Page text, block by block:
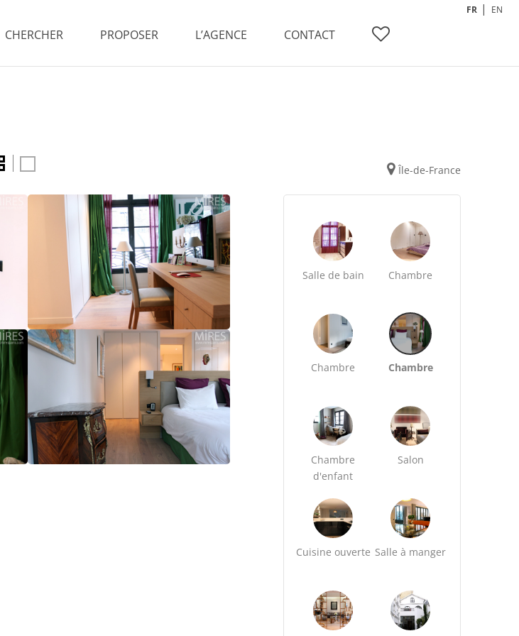
CHERCHER PROPOSER L’AGENCE CONTACT
FR EN
Île-de-France
Salle de bain Chambre
Chambre Chambre
Chambre
d'enfant
Salon
Cuisine ouverte Salle à manger